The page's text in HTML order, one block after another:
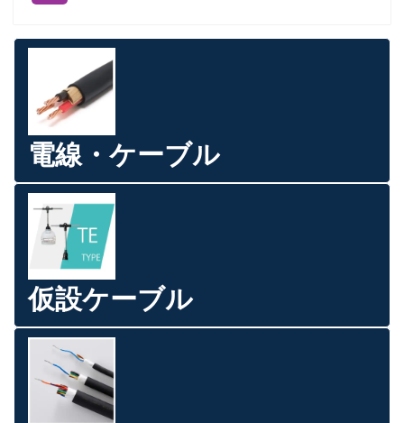
電線・ケーブル
仮設ケーブル